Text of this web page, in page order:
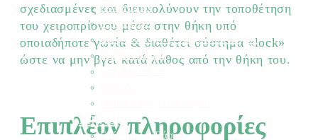
σχεδιασμένες και διευκολύνουν την τοποθέτηση
του χειροπρίονου μέσα στην θήκη υπό
οποιαδήποτε γωνία & διαθέτει σύστημα «lock»
ώστε να μην βγει κατά λάθος από την θήκη του.
Επιπλέον πληροφορίες
Ποτιστήρια
Ψεκαστήρες
Σποροδιανομείς – Καρότσια Κήπου
Μηχανολογικά
Εργαλειοθήκες
Κήπος
Γλάστρες – Βάσεις